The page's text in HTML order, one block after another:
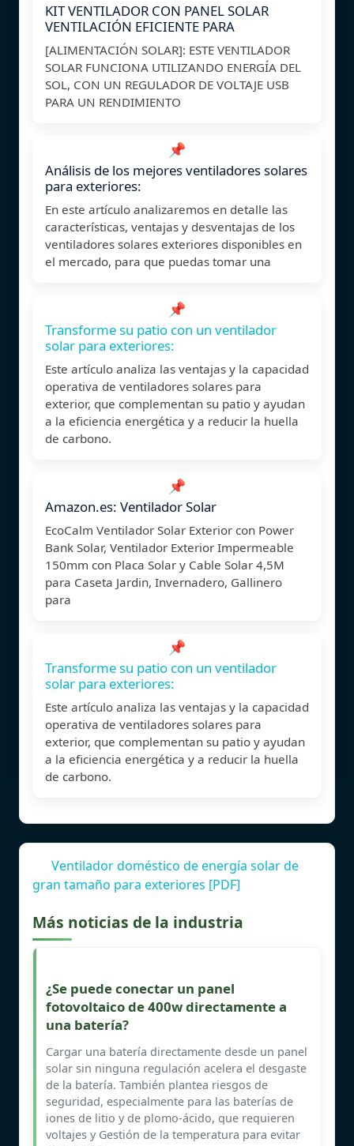
KIT VENTILADOR CON PANEL SOLAR
VENTILACIÓN EFICIENTE PARA
[ALIMENTACIÓN SOLAR]: ESTE VENTILADOR
SOLAR FUNCIONA UTILIZANDO ENERGÍA DEL
SOL, CON UN REGULADOR DE VOLTAJE USB
PARA UN RENDIMIENTO
📌
Análisis de los mejores ventiladores solares
para exteriores:
En este artículo analizaremos en detalle las
características, ventajas y desventajas de los
ventiladores solares exteriores disponibles en
el mercado, para que puedas tomar una
📌
Transforme su patio con un ventilador
solar para exteriores:
Este artículo analiza las ventajas y la capacidad
operativa de ventiladores solares para
exterior, que complementan su patio y ayudan
a la eficiencia energética y a reducir la huella
de carbono.
📌
Amazon.es: Ventilador Solar
EcoCalm Ventilador Solar Exterior con Power
Bank Solar, Ventilador Exterior Impermeable
150mm con Placa Solar y Cable Solar 4,5M
para Caseta Jardin, Invernadero, Gallinero
para
📌
Transforme su patio con un ventilador
solar para exteriores:
Este artículo analiza las ventajas y la capacidad
operativa de ventiladores solares para
exterior, que complementan su patio y ayudan
a la eficiencia energética y a reducir la huella
de carbono.
Ventilador doméstico de energía solar de
gran tamaño para exteriores [PDF]
Más noticias de la industria
¿Se puede conectar un panel
fotovoltaico de 400w directamente a
una batería?
Cargar una batería directamente desde un panel
solar sin ninguna regulación acelera el desgaste
de la batería. También plantea riesgos de
seguridad, especialmente para las baterías de
iones de litio y de plomo-ácido, que requieren
voltajes y Gestión de la temperatura para evitar